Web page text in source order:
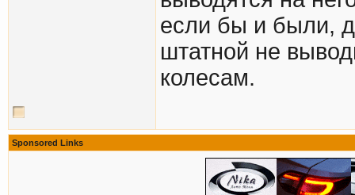
если бы и были,
штатной не
колесам.
Sponsored Links